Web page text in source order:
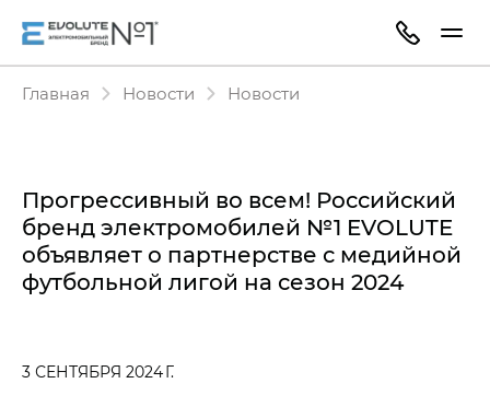
Главная Новости Новости
Прогрессивный во всем! Российский
бренд электромобилей №1 EVOLUTE
объявляет о партнерстве с медийной
футбольной лигой на сезон 2024
3 СЕНТЯБРЯ 2024 Г.